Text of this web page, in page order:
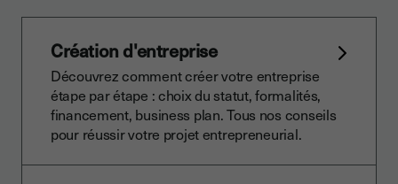
Création d'entreprise
Découvrez comment créer votre entreprise
étape par étape : choix du statut, formalités,
financement, business plan. Tous nos conseils
pour réussir votre projet entrepreneurial.